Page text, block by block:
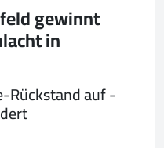
gewinnt
in
Rückstand auf -